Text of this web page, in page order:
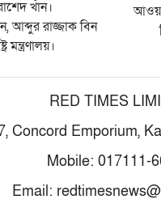
খাঁন।
আব্দুর রাজ্জাক বিন
মন্ত্রণালয়।
RED TIMES
Concord Emporium,
Mobile: 017111-
Email: